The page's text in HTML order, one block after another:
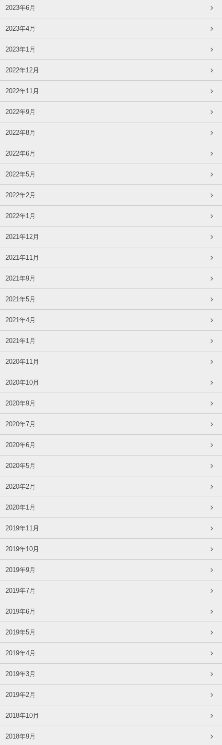
2023年6月
2023年4月
2023年1月
2022年12月
2022年11月
2022年9月
2022年8月
2022年6月
2022年5月
2022年2月
2022年1月
2021年12月
2021年11月
2021年9月
2021年5月
2021年4月
2021年1月
2020年11月
2020年10月
2020年9月
2020年7月
2020年6月
2020年5月
2020年2月
2020年1月
2019年11月
2019年10月
2019年9月
2019年7月
2019年6月
2019年5月
2019年4月
2019年3月
2019年2月
2018年10月
2018年9月